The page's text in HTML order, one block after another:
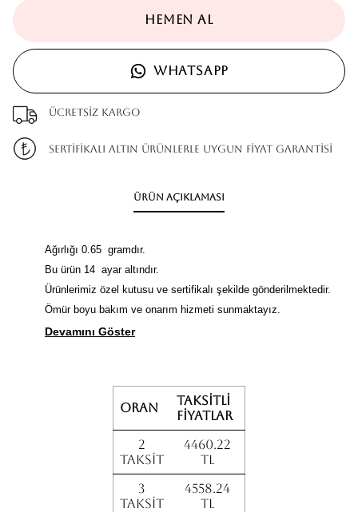
HEMEN AL
WHATSAPP
Ücretsiz kargo
SERTİFİKALI ALTIN ÜRÜNLERLE UYGUN FİYAT GARANTİSİ
Ürün Açıklaması
Ağırlığı 0.65 gramdır.
Bu ürün 14 ayar altındır.
Ürünlerimiz özel kutusu ve sertifikalı şekilde gönderilmektedir.
Ömür boyu bakım ve onarım hizmeti sunmaktayız.
Devamını Göster
Oran
Taksitli
fiyatlar
2
Taksit
4460.22
TL
3
Taksit
4558.24
TL